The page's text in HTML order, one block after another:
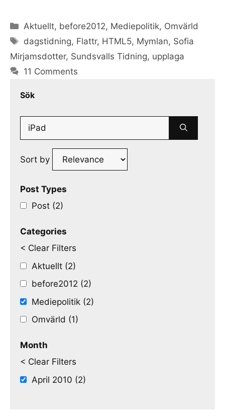
Categories
Aktuellt, before2012, Mediepolitik, Omvärld
Tags
dagstidning, Flattr, HTML5, Mymlan, Sofia
Mirjamsdotter, Sundsvalls Tidning, upplaga
11 Comments
Sök
Search
Sort by
Post Types
Post (2)
Categories
< Clear Filters
Aktuellt (2)
before2012 (2)
Mediepolitik (2)
Omvärld (1)
Month
< Clear Filters
April 2010 (2)